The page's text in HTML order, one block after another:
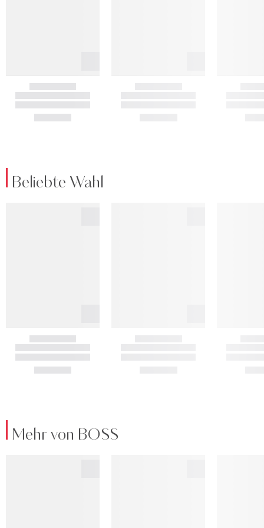
Beliebte Wahl
Mehr von BOSS